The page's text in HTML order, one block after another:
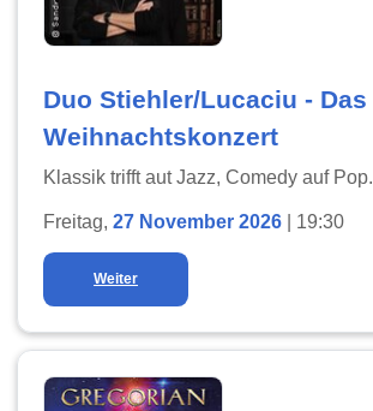
Duo Stiehler/Lucaciu - Das
Weihnachtskonzert
Klassik trifft aut Jazz, Comedy auf Pop.
Freitag, 27 November 2026 | 19:30
Weiter